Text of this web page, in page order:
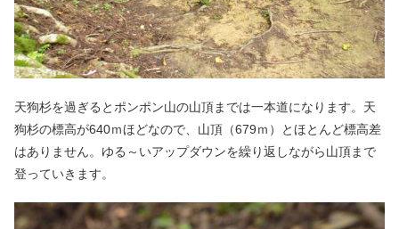
天狗杉を過ぎるとポンポン山の山頂までは一本道になります。天
狗杉の標高が640ｍほどなので、山頂（679ｍ）とほとんど標高差
はありません。ゆる～いアップダウンを繰り返しながら山頂まで
登っていきます。